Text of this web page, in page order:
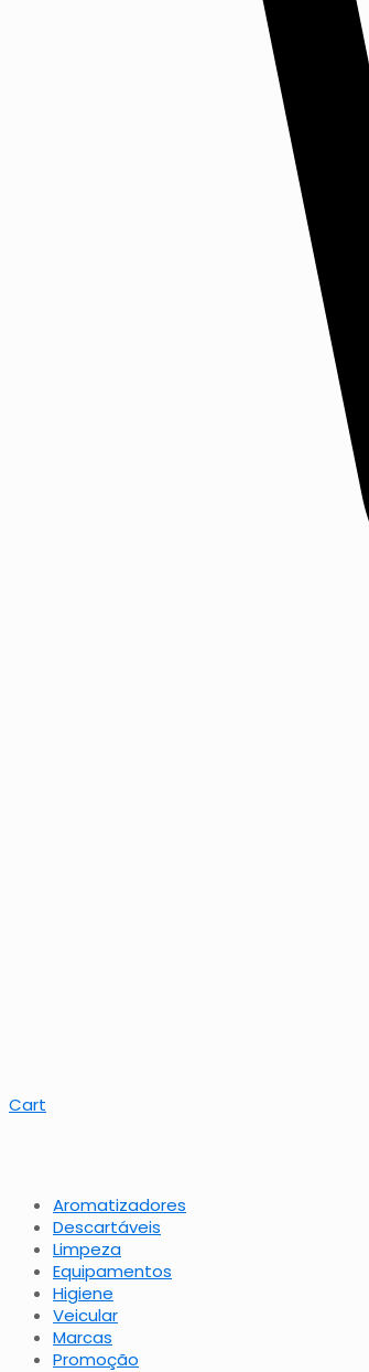
Cart
Aromatizadores
Descartáveis
Limpeza
Equipamentos
Higiene
Veicular
Marcas
Promoção